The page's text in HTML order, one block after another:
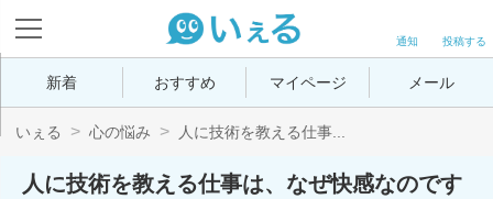
投稿する
通知
新着 おすすめ マイページ メール
いぇる 心の悩み 人に技術を教える仕事...
人に技術を教える仕事は、なぜ快感なのです